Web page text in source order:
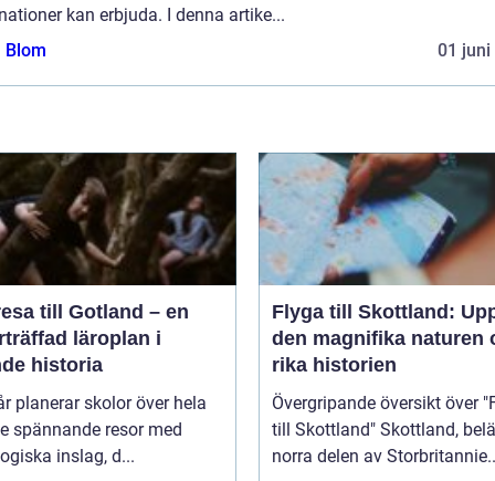
kan erbjuda. I denna artike...
Blom
01 juni
till Gotland – en
läroplan i
historia
planerar skolor över hela
spännande resor med
inslag, d...
Flyga till Skottland:
den magnifika naturen
rika historien
Övergripande översikt över
till Skottland" Skottland, beläget i
norra delen av